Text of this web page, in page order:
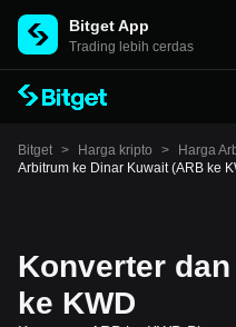
Bitget App
Trading lebih cerdas
Bitget > Harga kripto > Harga
Arbitrum ke Dinar Kuwait (ARB ke
Konverter
ke KWD